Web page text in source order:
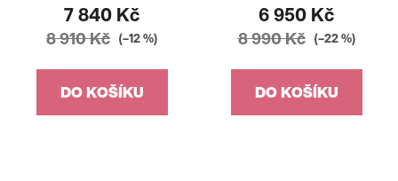
7 840 Kč
8 910 Kč (–12 %)
DO KOŠÍKU
6 950 Kč
8 990 Kč (–22 %)
DO KOŠÍKU